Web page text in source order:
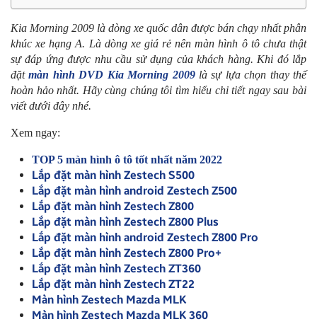
Kia Morning 2009 là dòng xe quốc dân được bán chạy nhất phân
khúc xe hạng A. Là dòng xe giá rẻ nên màn hình ô tô chưa thật
sự đáp ứng được nhu cầu sử dụng của khách hàng. Khi đó lắp
đặtmàn hình DVD Kia Morning 2009là sự lựa chọn thay thế
hoàn hảo nhất. Hãy cùng chúng tôi tìm hiểu chi tiết ngay sau bài
viết dưới đây nhé.
Xem ngay:
TOP 5 màn hình ô tô tốt nhất năm 2022
Lắp đặt màn hình Zestech S500
Lắp đặt màn hình android Zestech Z500
Lắp đặt màn hình Zestech Z800
Lắp đặt màn hình Zestech Z800 Plus
Lắp đặt màn hình android Zestech Z800 Pro
Lắp đặt màn hình Zestech Z800 Pro+
Lắp đặt màn hình Zestech ZT360
Lắp đặt màn hình Zestech ZT22
Màn hình Zestech Mazda MLK
Màn hình Zestech Mazda MLK 360